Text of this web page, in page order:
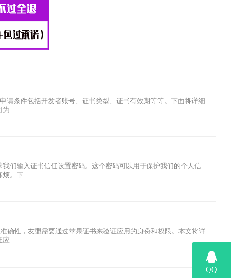
请条件包括开发者账号、证书类型、证书有效期等等。下面将详细
为
们输入证书信任设置密码。这个密码可以用于保护我们的个人信
烦。下
确性，友盟需要通过苹果证书来验证应用的身份和权限。本文将详
应